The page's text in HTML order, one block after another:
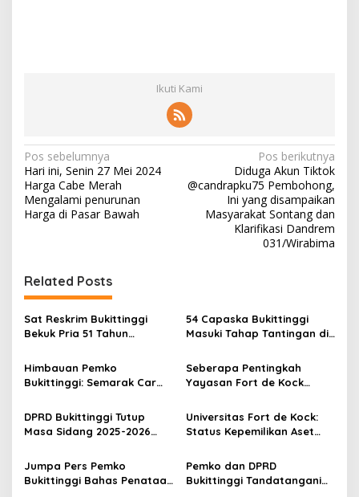
Ikuti Kami
N
a
v
a
s
i
p
o
s
Pos sebelumnya
Hari ini, Senin 27 Mei 2024
Harga Cabe Merah
Mengalami penurunan
Harga di Pasar Bawah
Pos berikutnya
Diduga Akun Tiktok
@candrapku75 Pembohong,
Ini yang disampaikan
Masyarakat Sontang dan
Klarifikasi Dandrem
031/Wirabima
Related Posts
Sat Reskrim Bukittinggi
Bekuk Pria 51 Tahun
Scoopy
54 Capaska Bukittinggi
Masuki Tahap Tantingan di
Himbauan Pemko
Bukittinggi: Semarak Car
HUT ke I Komando Daerah
Militer (KODAM) XX/Tuanku
Imam Bonjol
Seberapa Pentingkah
Yayasan Fort de Kock
Perekonomian Masyarakat
Jam Gadang?
DPRD Bukittinggi Tutup
Masa Sidang 2025-2026
2026-2027, Wako Ramlan
Beri Apresiasi
Universitas Fort de Kock:
Status Kepemilikan Aset
Milik Yayasan Berdasarkan
Putusan Mahkamah Agung
Nomor 2108/K/Pdt/2022
Jumpa Pers Pemko
Bukittinggi Bahas Penataan
Pemko dan DPRD
Bukittinggi Tandatangani